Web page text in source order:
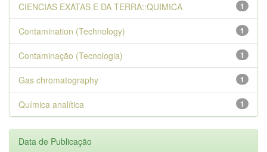
1
CIENCIAS EXATAS E DA TERRA::QUIMICA
1
Contamination (Technology)
1
Contaminação (Tecnologia)
1
Gas chromatography
1
Química analítica
Data de Publicação